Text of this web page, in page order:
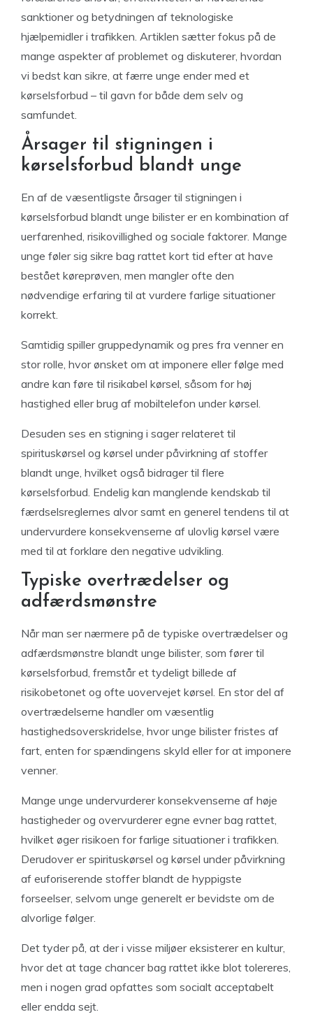
sanktioner og betydningen af teknologiske
hjælpemidler i trafikken. Artiklen sætter fokus på de
mange aspekter af problemet og diskuterer, hvordan
vi bedst kan sikre, at færre unge ender med et
kørselsforbud – til gavn for både dem selv og
samfundet.
Årsager til stigningen i
kørselsforbud blandt unge
En af de væsentligste årsager til stigningen i
kørselsforbud blandt unge bilister er en kombination af
uerfarenhed, risikovillighed og sociale faktorer. Mange
unge føler sig sikre bag rattet kort tid efter at have
bestået køreprøven, men mangler ofte den
nødvendige erfaring til at vurdere farlige situationer
korrekt.
Samtidig spiller gruppedynamik og pres fra venner en
stor rolle, hvor ønsket om at imponere eller følge med
andre kan føre til risikabel kørsel, såsom for høj
hastighed eller brug af mobiltelefon under kørsel.
Desuden ses en stigning i sager relateret til
spirituskørsel og kørsel under påvirkning af stoffer
blandt unge, hvilket også bidrager til flere
kørselsforbud. Endelig kan manglende kendskab til
færdselsreglernes alvor samt en generel tendens til at
undervurdere konsekvenserne af ulovlig kørsel være
med til at forklare den negative udvikling.
Typiske overtrædelser og
adfærdsmønstre
Når man ser nærmere på de typiske overtrædelser og
adfærdsmønstre blandt unge bilister, som fører til
kørselsforbud, fremstår et tydeligt billede af
risikobetonet og ofte uovervejet kørsel. En stor del af
overtrædelserne handler om væsentlig
hastighedsoverskridelse, hvor unge bilister fristes af
fart, enten for spændingens skyld eller for at imponere
venner.
Mange unge undervurderer konsekvenserne af høje
hastigheder og overvurderer egne evner bag rattet,
hvilket øger risikoen for farlige situationer i trafikken.
Derudover er spirituskørsel og kørsel under påvirkning
af euforiserende stoffer blandt de hyppigste
forseelser, selvom unge generelt er bevidste om de
alvorlige følger.
Det tyder på, at der i visse miljøer eksisterer en kultur,
hvor det at tage chancer bag rattet ikke blot tolereres,
men i nogen grad opfattes som socialt acceptabelt
eller endda sejt.